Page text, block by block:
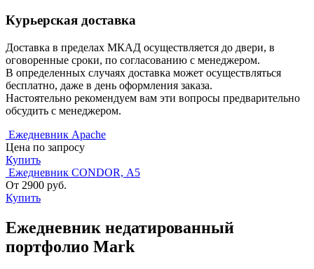
Курьерская доставка
Доставка в пределах МКАД осуществляется до двери, в
оговоренные сроки, по согласованию с менеджером.
В определенных случаях доставка может осуществляться
бесплатно, даже в день оформления заказа.
Настоятельно рекомендуем вам эти вопросы предварительно
обсудить с менеджером.
Ежедневник Apache
Цена по запросу
Купить
Ежедневник CONDOR, А5
От 2900 руб.
Купить
Ежедневник недатированный
портфолио Mark